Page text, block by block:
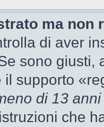
ma non
di aver
sono giusti,
il supporto
di 13 anni
che